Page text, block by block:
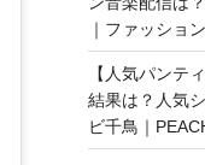
｜ファッショ
【人気パンテ
結果は？人気
ビ千鳥｜